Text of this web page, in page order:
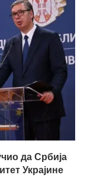
да Србија
Украјине